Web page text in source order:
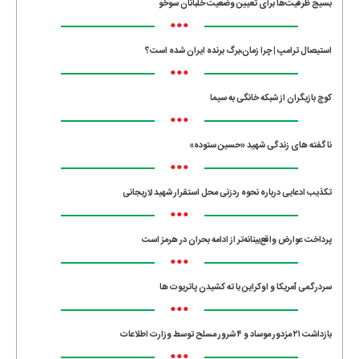
بسیج ظرفیت‌ها برای تعیین وضعیت خلبانان سوخو
•••
استیصال ترامپ | چرا زمان،برگ برنده ایران شده است؟
•••
کوچ بازیگران از شبکه خانگی به سیما
•••
ناگفته های زندگی شهید «حسین ستوده»
•••
تکذیب ادعایی درباره نحوه ردزنی محل استقرار شهید لاریجانی
•••
پرداخت عوارض واقع‌بینانه‌تر از ادامه بحران در هرمز است
•••
سردرگمی آمریکا و اوکراین با ته کشیدن پاتریوت ها
•••
بازداشت ۲۱ مزدور موساد و ۴ شرور مسلح توسط وزارت اطلاعات